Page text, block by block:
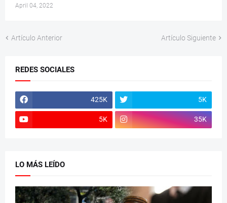
April 04, 2022
Artículo Anterior Artículo Siguiente
REDES SOCIALES
425K 5K
5K 35K
LO MÁS LEÍDO